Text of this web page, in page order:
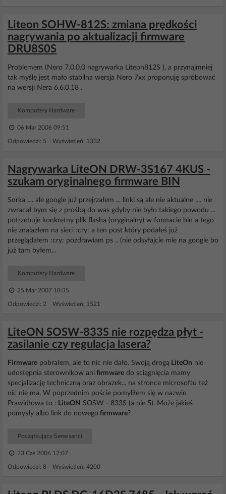
Liteon SOHW-812S: zmiana prędkości
nagrywania po aktualizacji firmware
DRU8S0S
Problemem (Nero 7.0.0.0 nagrywarka Liteon812S ), a przynajmniej
tak myślę jest mało stabilna wersja Nero 7xx proponuję spróbować
na wersji Nera 6.6.0.18 .
Komputery Hardware
06 Mar 2006 09:51
Odpowiedzi: 5 Wyświetleń: 1332
Nagrywarka LiteON DRW-3S167 4KUS -
szukam oryginalnego firmware BIN
Sorka .... ale google już przejrzałem ... linki są ale nie aktualne .... nie
zwracał bym się z prośbą do was gdyby nie było takiego powodu ...
potrzebuje konkretny plik flasha (oryginalny) w formacie bin a tego
nie znalazłem na sieci :cry: a ten post który podałeś już
przeglądałem :cry: pozdrawiam ps .. (nie odsyłajcie mie na google bo
już tam byłem...
Komputery Hardware
25 Mar 2007 18:35
Odpowiedzi: 2 Wyświetleń: 1521
LiteON SOSW-833S nie rozpędza płyt -
zasilanie czy regulacja lasera?
Firmware pobrałem, ale to nic nie dało. Swoją drogą LiteOn nie
udostępnia sterownikow ani firmware do sciągnięcia mamy
specjalizację techniczną oraz obrazek... na stronce microsoftu też
nic nie ma. W poprzednim poście pomyliłem się w nazwie.
Prawidłowa to : LiteON SOSW - 833S (a nie 5). Może jakieś
pomysły albo link do nowego firmware?
Początkujący Serwisanci
23 Cze 2006 12:07
Odpowiedzi: 8 Wyświetleń: 4200